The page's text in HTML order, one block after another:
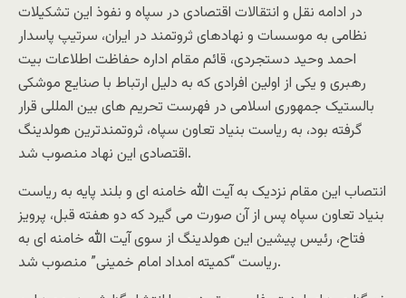
در ادامه نقل و انتقالات اقتصادی در سپاه و نفوذ این تشکیلات
نظامی به موسسات و نهادهای ثروتمند در ایران، سرتیپ پاسدار
احمد وحید دستجردی، قائم مقام اداره حفاظت اطلاعات بیت
رهبری و یکی از اولین افرادی که به دلیل ارتباط با صنایع موشکی
بالستیک جمهوری اسلامی در فهرست تحریم های بین المللی قرار
گرفته بود، به ریاست بنیاد تعاون سپاه، ثروتمندترین هولدینگ
اقتصادی این نهاد منصوب شد.
انتصاب این مقام نزدیک به آیت الله خامنه ای و بلند پایه به ریاست
بنیاد تعاون سپاه پس از آن صورت می گیرد که دو هفته قبل، پرویز
فتاح، رئیس پیشین این هولدینگ از سوی آیت الله خامنه ای به
ریاست “کمیته امداد امام خمینی” منصوب شد.